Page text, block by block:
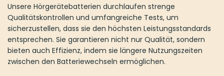
Unsere Hörgerätebatterien durchlaufen strenge
Qualitätskontrollen und umfangreiche Tests, um
sicherzustellen, dass sie den höchsten Leistungsstandards
entsprechen. Sie garantieren nicht nur Qualität, sondern
bieten auch Effizienz, indem sie längere Nutzungszeiten
zwischen den Batteriewechseln ermöglichen.